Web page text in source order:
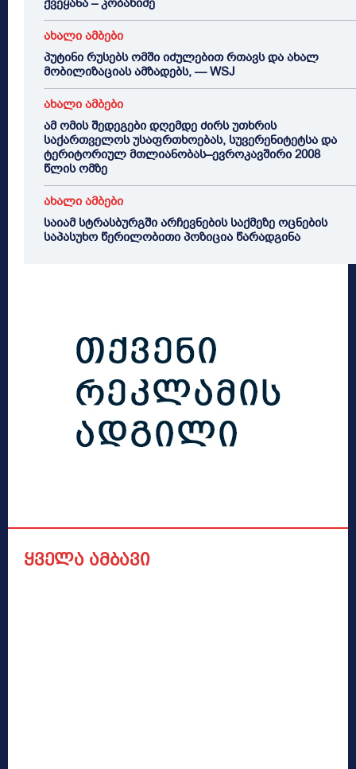
ქვეყანა – კობახიძე
ახალი ამბები
პუტინი რუსებს ომში იძულებით რთავს და ახალ
მობილიზაციას ამზადებს, — WSJ
ახალი ამბები
ამ ომის შედეგები დღემდე ძირს უთხრის
საქართველოს უსაფრთხოებას, სუვერენიტეტსა და
ტერიტორიულ მთლიანობას–ევროკავშირი 2008
წლის ომზე
ახალი ამბები
საიამ სტრასბურგში არჩევნების საქმეზე ოცნების
საპასუხო წერილობითი პოზიცია წარადგინა
ყველა ამბავი